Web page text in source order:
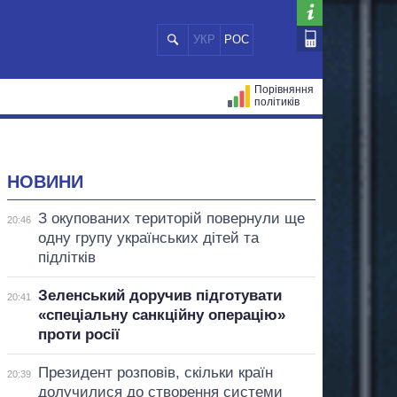
УКР РОС
Порівняння
політиків
НОВИНИ
20:46
З окупованих територій повернули ще
одну групу українських дітей та
підлітків
20:41
Зеленський доручив підготувати
«спеціальну санкційну операцію»
проти росії
20:39
Президент розповів, скільки країн
долучилися до створення системи